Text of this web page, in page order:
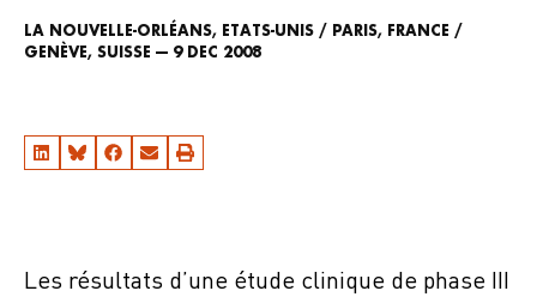
LA NOUVELLE-ORLÉANS, ETATS-UNIS / PARIS, FRANCE /
GENÈVE, SUISSE — 9 DEC 2008
Les résultats d’une étude clinique de phase III